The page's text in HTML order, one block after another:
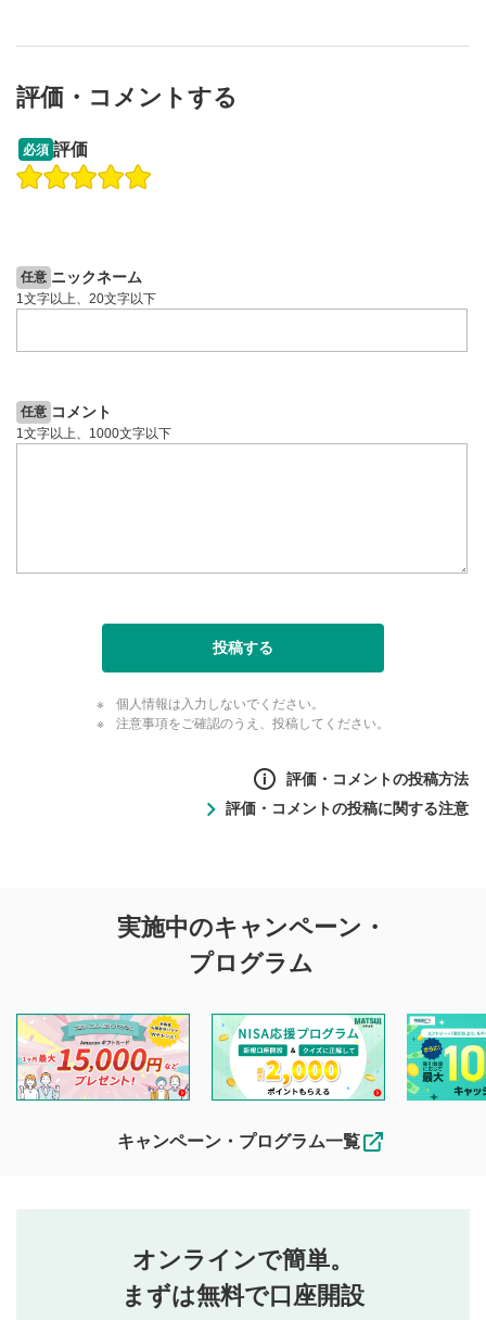
操作説明動画
評価・コメントする
必須 評価
任意 ニックネーム
1文字以上、20文字以下
任意 コメント
1文字以上、1000文字以下
投稿する
個人情報は入力しないでください。
注意事項をご確認のうえ、投稿してください。
評価・コメントの投稿方法
投稿するボタン
星で評価をすると投稿できます。（お名前とコメント
評価・コメントの投稿に関する注意
投稿に関する注意
を目的として、各動画コンテンツに、評価およびコメントの
投稿ができます。利用者は以下の注意事項をご理解のうえ、
閲覧および投稿を行うものとしてください。
他の利用者が動画を視聴される際の参考になるコメントをお
待ちしております。
なお、投稿をもって、本注意事項に同意されたものとみなし
行ってください。
当社は、利用者同士、もしくは利用者と第三者間のトラ
ブルによって生じた損害に対して一切の責任を負いませ
実施中のキャンペーン・
プログラム
キャンペーン・プログラム一覧
オンラインで簡単。
まずは無料で口座開設